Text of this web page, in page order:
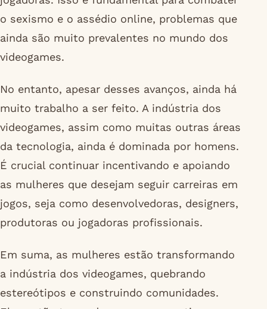
o sexismo e o assédio online, problemas que
ainda são muito prevalentes no mundo dos
videogames.
No entanto, apesar desses avanços, ainda há
muito trabalho a ser feito. A indústria dos
videogames, assim como muitas outras áreas
da tecnologia, ainda é dominada por homens.
É crucial continuar incentivando e apoiando
as mulheres que desejam seguir carreiras em
jogos, seja como desenvolvedoras, designers,
produtoras ou jogadoras profissionais.
Em suma, as mulheres estão transformando
a indústria dos videogames, quebrando
estereótipos e construindo comunidades.